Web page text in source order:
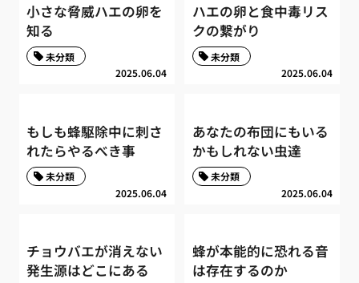
小さな脅威ハエの卵を
知る
2025.06.04
未分類
ハエの卵と食中毒リス
クの繋がり
2025.06.04
未分類
もしも蜂駆除中に刺さ
れたらやるべき事
2025.06.04
未分類
あなたの布団にもいる
かもしれない虫達
2025.06.04
未分類
チョウバエが消えない
発生源はどこにある
蜂が本能的に恐れる音
は存在するのか